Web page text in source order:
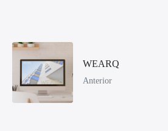
WEARQ
Anterior